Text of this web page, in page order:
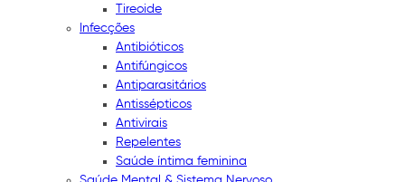
Tireoide
Infecções
Antibióticos
Antifúngicos
Antiparasitários
Antissépticos
Antivirais
Repelentes
Saúde íntima feminina